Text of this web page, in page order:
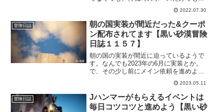
何度でも見てられるｗいつもは、ヴァル
キリーがメインなんですが、槍を使うド
ラカニアのカッチョ良さに目移りしそう
ですｗ
2022.07.30
冒険日誌
朝の国実装が間近だった&クーポ
ン配布されてます【黒い砂漠冒険
日誌１１５７】
朝の国の実装が間近に迫っているようで
す。なんでも2023年の6月に実装とか。
で、その少し前にメイン依頼を進めよう
として、「朝の国がくるんだね～」と思
ってワクワクしてたんだけど、まさかほ
んとにスグそこまで来てるとは思いもし
ませんでしたｗ
2023.05.11
冒険日誌
Jハンマーがもらえるイベントは
毎日コツコツと進めよう【黒い砂